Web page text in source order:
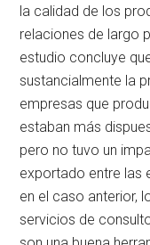
la calidad de los
relaciones de largo
estudio concluye
sustancialmente la
empresas que
estaban más
pero no tuvo un
exportado entre las
en el caso anterior,
servicios de